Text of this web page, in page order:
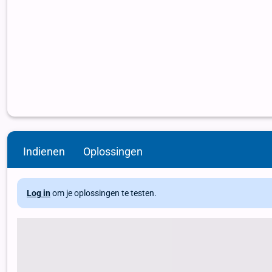
Indienen Oplossingen
Log in om je oplossingen te testen.